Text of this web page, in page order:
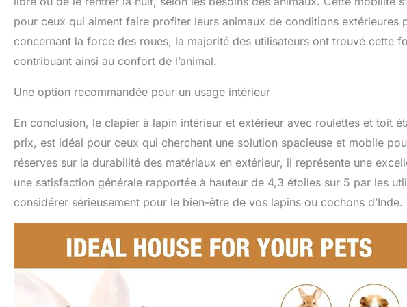
pour ceux qui aiment faire profiter leurs animaux de conditions extérieures
concernant la force des roues, la majorité des utilisateurs ont trouvé cette
contribuant ainsi au confort de l’animal.
Une option recommandée pour un usage intérieur
En conclusion, le clapier à lapin intérieur et extérieur avec roulettes et toit
prix, est idéal pour ceux qui cherchent une solution spacieuse et mobile
réserves sur la durabilité des matériaux en extérieur, il représente une
une satisfaction générale rapportée à hauteur de 4,3 étoiles sur 5 par les
considérer sérieusement pour le bien-être de vos lapins ou cochons d’Inde.